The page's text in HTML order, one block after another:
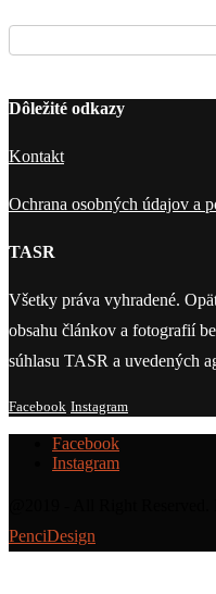
Dôležité odkazy
Kontakt
Ochrana osobných údajov a
TASR
Všetky práva vyhradené.
obsahu článkov a fotografií
súhlasu TASR a uvedených
Facebook Instagram
Facebook
Instagram
PenciDesign